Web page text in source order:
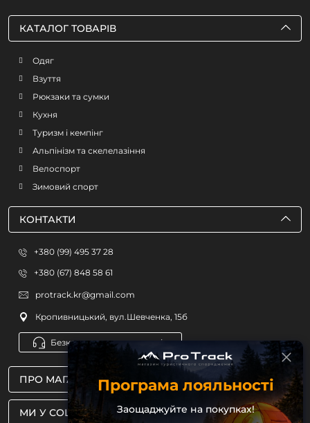
МИ У СОЦМЕРЕЖАХ
ПРО МАГАЗИН
КАТАЛОГ ТОВАРІВ
Одяг
Взуття
Рюкзаки та сумки
Кухня
Туризм і кемпінг
Альпінізм та скелелазіння
Велоспорт
Зимовий спорт
КОНТАКТИ
+380 (99) 495 37 28
+380 (67) 848 58 61
protrack.kr@gmail.com
Кропивницький, вул.Шевченка, 15б
Безкоштовна консультація
Програма лояльності
Заощаджуйте на покупках!